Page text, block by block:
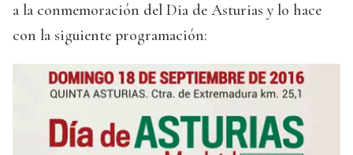
a la conmemoración del Dia de Asturias y lo hace
con la siguiente programación: